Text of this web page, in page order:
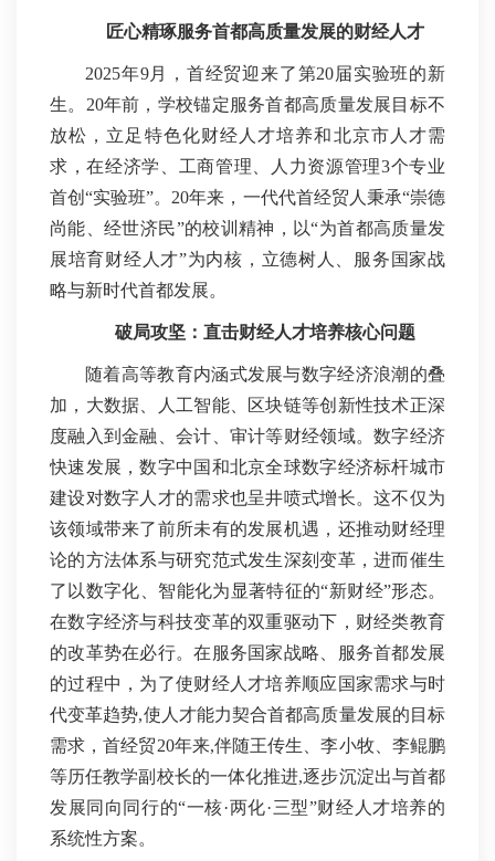
匠心精琢服务首都高质量发展的财经人才
2025年9月，首经贸迎来了第20届实验班的新
生。20年前，学校锚定服务首都高质量发展目标不
放松，立足特色化财经人才培养和北京市人才需
求，在经济学、工商管理、人力资源管理3个专业
首创“实验班”。20年来，一代代首经贸人秉承“崇德
尚能、经世济民”的校训精神，以“为首都高质量发
展培育财经人才”为内核，立德树人、服务国家战
略与新时代首都发展。
破局攻坚： 直击财经人才培养核心问题
随着高等教育内涵式发展与数字经济浪潮的叠
加，大数据、人工智能、区块链等创新性技术正深
度融入到金融、会计、审计等财经领域。数字经济
快速发展，数字中国和北京全球数字经济标杆城市
建设对数字人才的需求也呈井喷式增长。这不仅为
该领域带来了前所未有的发展机遇，还推动财经理
论的方法体系与研究范式发生深刻变革，进而催生
了以数字化、智能化为显著特征的“新财经”形态。
在数字经济与科技变革的双重驱动下，财经类教育
的改革势在必行。在服务国家战略、服务首都发展
的过程中，为了使财经人才培养顺应国家需求与时
代变革趋势,使人才能力契合首都高质量发展的目标
需求，首经贸20年来,伴随王传生、李小牧、李鲲鹏
等历任教学副校长的一体化推进,逐步沉淀出与首都
发展同向同行的“一核·两化·三型”财经人才培养的
系统性方案。